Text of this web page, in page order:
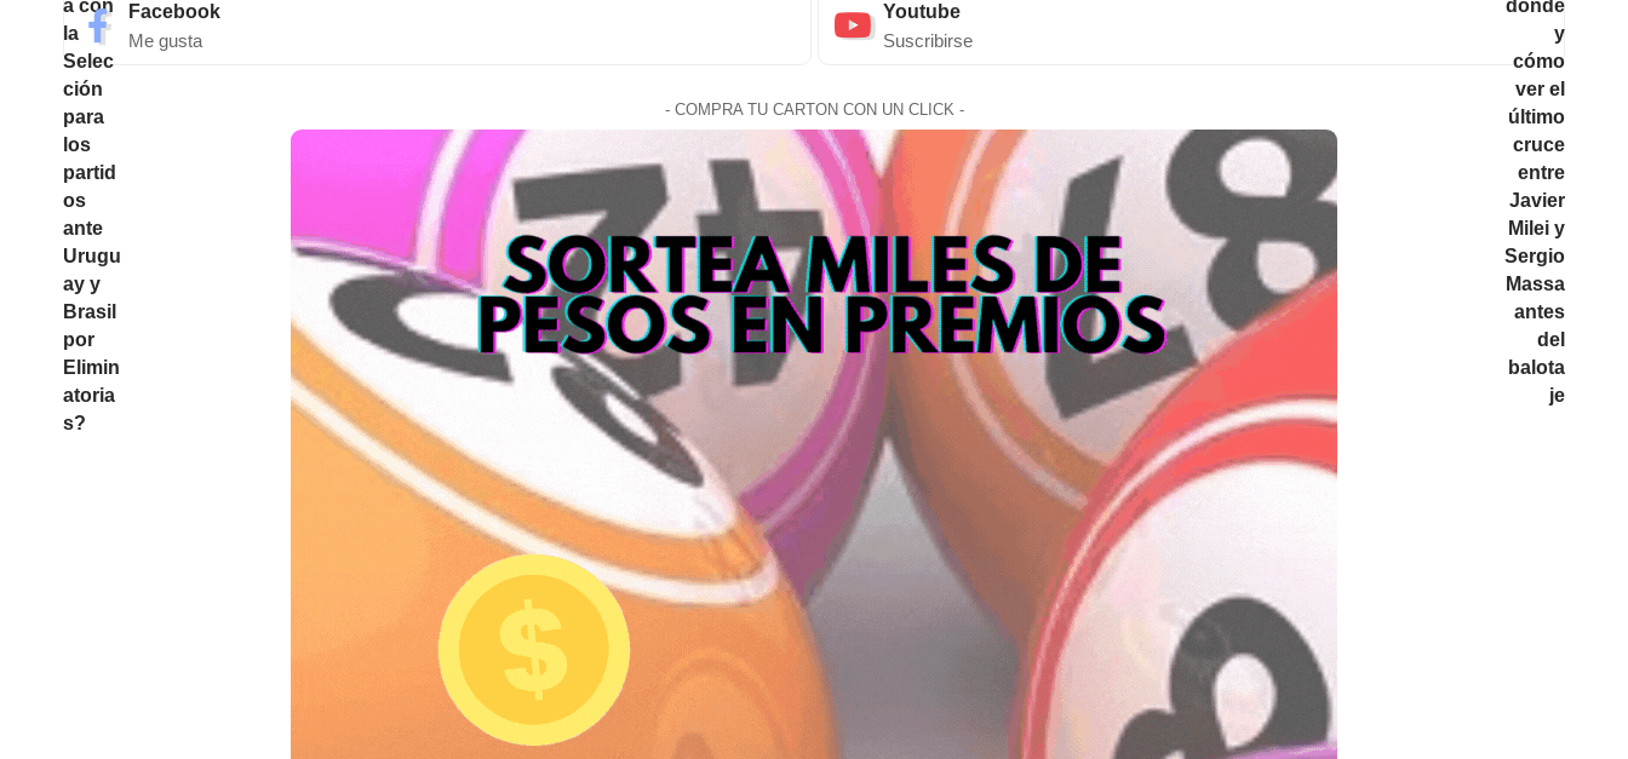
Facebook
Me gusta
Youtube
Suscribirse
- COMPRA TU CARTON CON UN CLICK -